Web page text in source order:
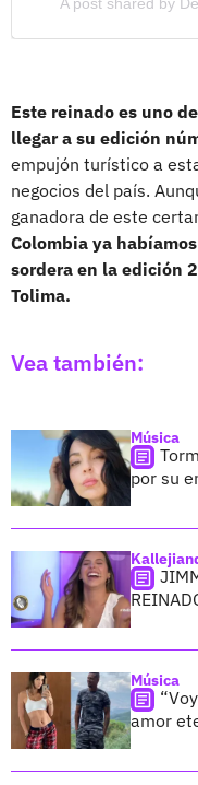
A post shared by
Este reinado es uno
llegar a su edición
empujón turístico a
negocios del país.
ganadora de este
Colombia ya
sordera en la edición
Tolima.
Vea también:
Música
por su
Música
amor